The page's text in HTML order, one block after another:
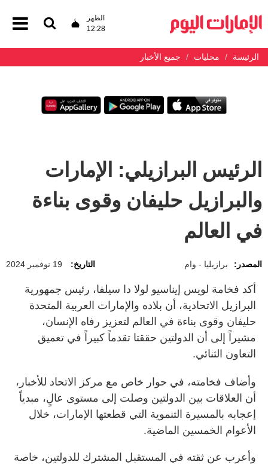
الظهر
12:28
الرئيسة محليات جميع الأخبار
الرئيس البرازيلي: الإمارات
والبرازيل حليفان وقوى بناءة
في العالم
المصدر: برازيليا - وام التاريخ: 19 نوفمبر 2024
أكد فخامة لويس إيناسيو لولا دا سيلفا، رئيس جمهورية
البرازيل الاتحادية، أن بلاده والإمارات العربية المتحدة
حليفان وقوى بناءة في العالم لتعزيز رفاه الإنسان،
مشيراً إلى أن الدولتين حققتا تقدماً كبيراً في تعميق
التعاون الثنائي.
وأضاف فخامته، في حوار خاص مع مركز الاتحاد للأخبار،
أن العلاقات بين الدولتين وصلت إلى مستوى عالٍ، مبدياً
إعجابه بالمسيرة التنموية التي قطعتها الإمارات، خلال
الأعوام الخمسين الماضية.
وأعرب عن ثقته في المستقبل المشترك للدولتين، خاصة